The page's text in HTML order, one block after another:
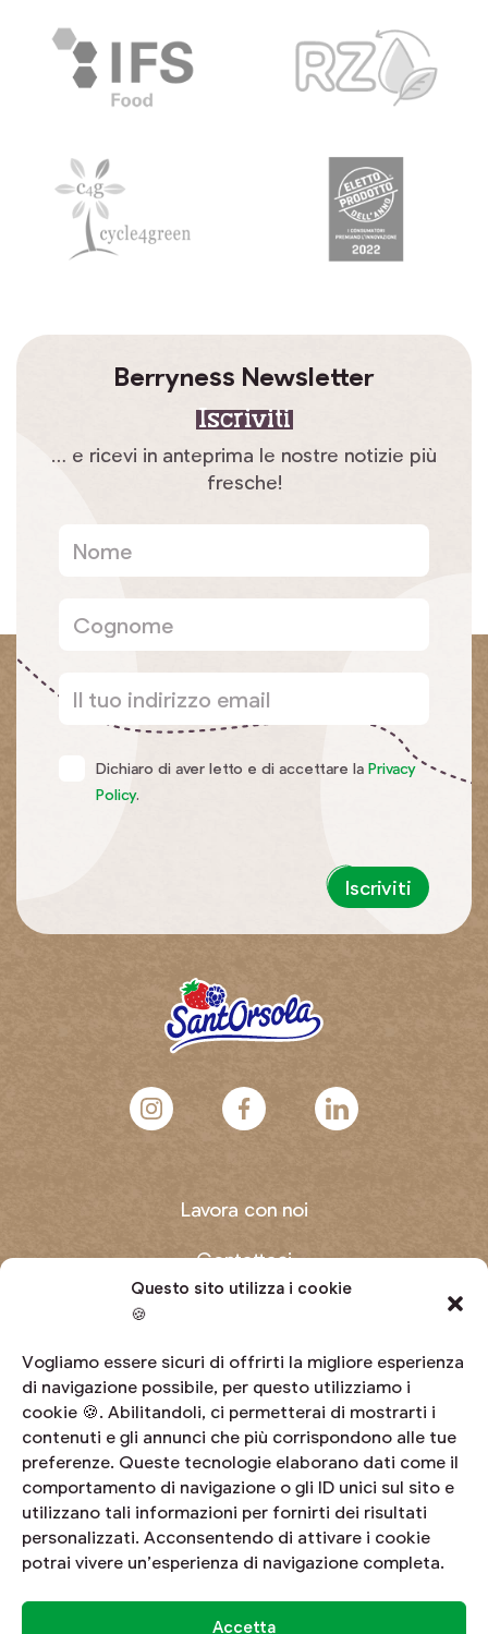
Questo sito utilizza i cookie
🍪
Vogliamo essere sicuri di offrirti la migliore esperienza
di navigazione possibile, per questo utilizziamo i
cookie 🍪. Abilitandoli, ci permetterai di mostrarti i
contenuti e gli annunci che più corrispondono alle tue
preferenze. Queste tecnologie elaborano dati come il
comportamento di navigazione o gli ID unici sul sito e
utilizzano tali informazioni per fornirti dei risultati
personalizzati. Acconsentendo di attivare i cookie
potrai vivere un’esperienza di navigazione completa.
Accetta
Berryness Newsletter
Iscriviti
… e ricevi in anteprima le nostre notizie più
fresche!
Dichiaro di aver letto e di accettare la Privacy
Policy.
Iscriviti
Lavora con noi
Contattaci
Diventa produttore
Area riservata
Whistleblowing
00477190227 • REA 0095008 • Reg. Imprese. di Trento
00477190227 • Iscr. Albo Nazionale Enti Cooperativi: A157543 •